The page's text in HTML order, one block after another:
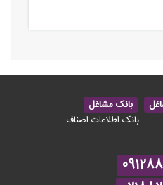
بانک مشاغل
بانک اطلاعات اصناف